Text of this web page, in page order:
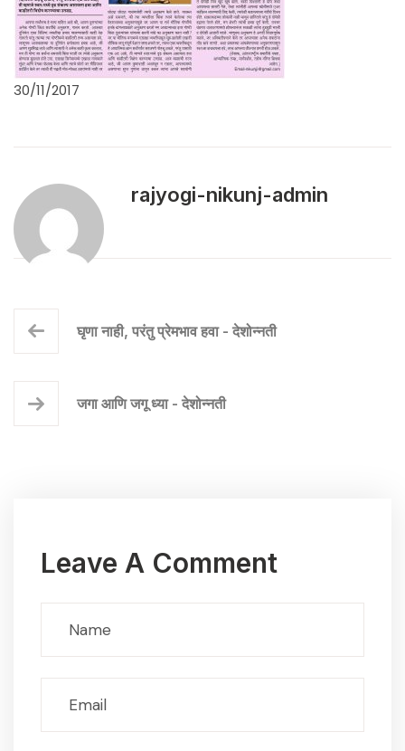
30/11/2017
rajyogi-nikunj-admin
घृणा नाही, परंतु प्रेमभाव हवा - देशोन्नती
जगा आणि जगू ध्या - देशोन्नती
Leave A Comment